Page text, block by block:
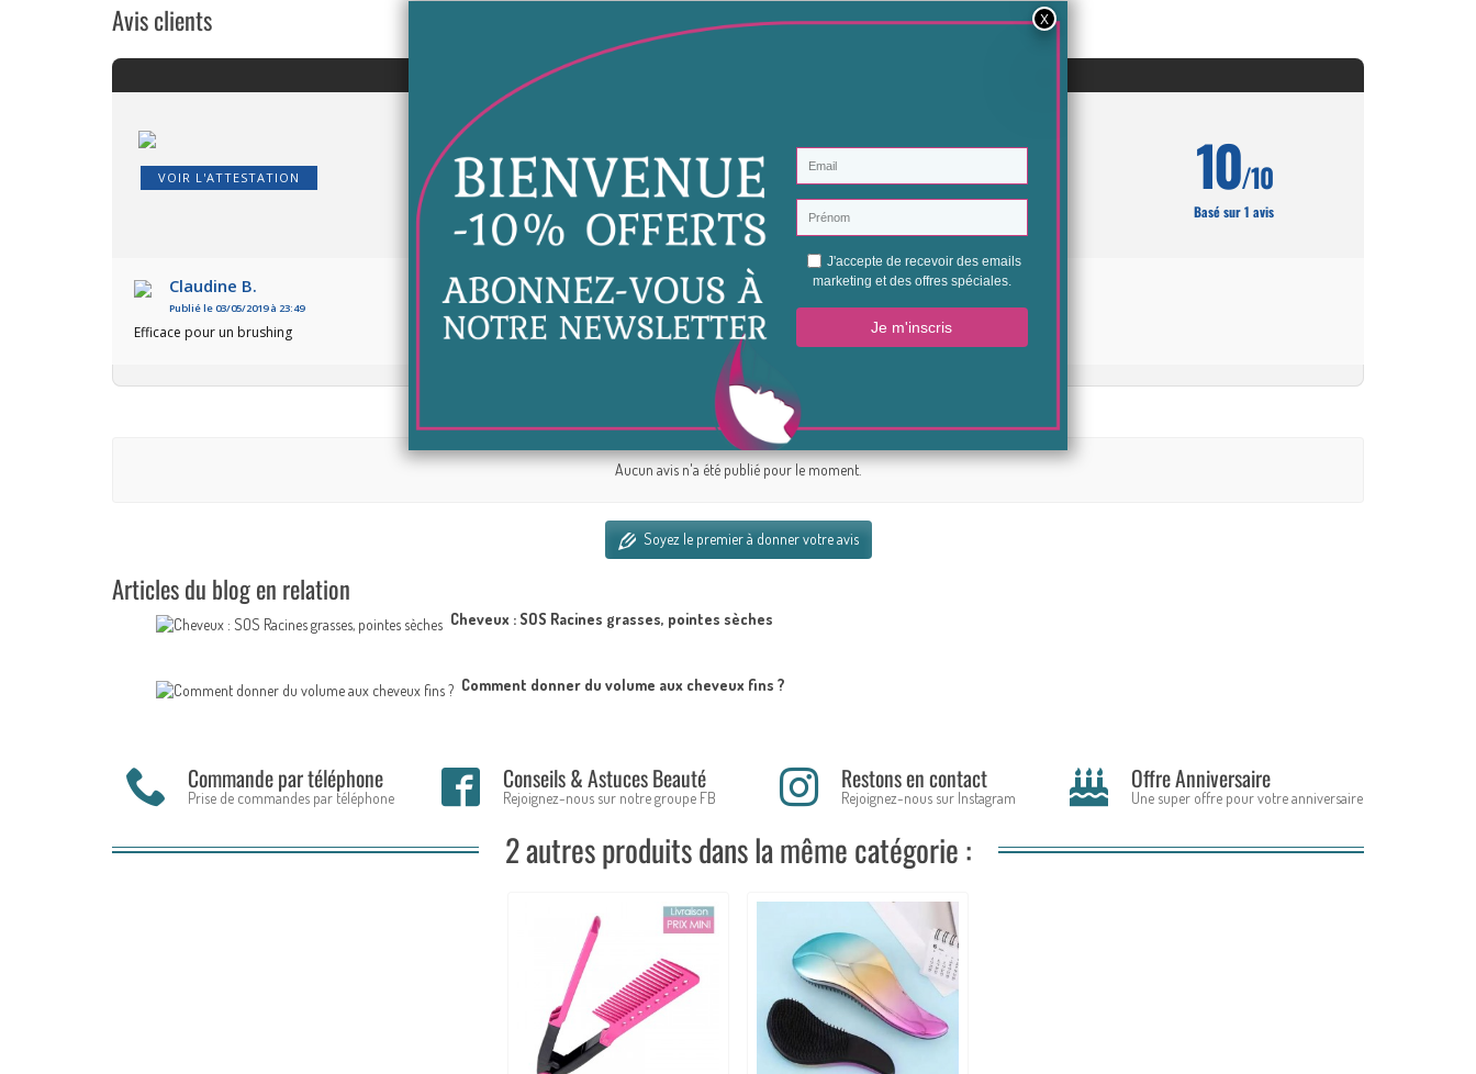
Avis clients
VOIR L'ATTESTATION
1★ 2★ 4★ 5★
10/10
Basé sur 1 avis
Claudine B.
Publié le 03/05/2019 à 23:49
Efficace pour un brushing
Aucun avis n'a été publié pour le moment.
Soyez le premier à donner votre avis
Articles du blog en relation
Cheveux : SOS Racines grasses, pointes sèches
Comment donner du volume aux cheveux fins ?
Commande par téléphone
Prise de commandes par téléphone
Conseils & Astuces Beauté
Rejoignez-nous sur notre groupe FB
Restons en contact
Rejoignez-nous sur Instagram
Offre Anniversaire
Une super offre pour votre anniversaire
2 autres produits dans la même catégorie :